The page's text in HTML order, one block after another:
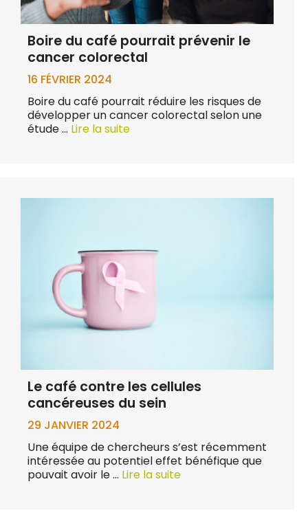
Boire du café pourrait prévenir le
cancer colorectal
16 FÉVRIER 2024
Boire du café pourrait réduire les risques de
développer un cancer colorectal selon une
étude … Lire la suite
Le café contre les cellules
cancéreuses du sein
29 JANVIER 2024
Une équipe de chercheurs s’est récemment
intéressée au potentiel effet bénéfique que
pouvait avoir le … Lire la suite